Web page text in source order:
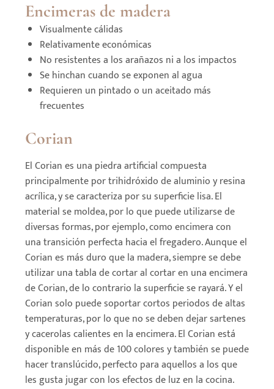
Encimeras de madera
Visualmente cálidas
Relativamente económicas
No resistentes a los arañazos ni a los impactos
Se hinchan cuando se exponen al agua
Requieren un pintado o un aceitado más
frecuentes
Corian
El Corian es una piedra artificial compuesta
principalmente por trihidróxido de aluminio y resina
acrílica, y se caracteriza por su superficie lisa. El
material se moldea, por lo que puede utilizarse de
diversas formas, por ejemplo, como encimera con
una transición perfecta hacia el fregadero. Aunque el
Corian es más duro que la madera, siempre se debe
utilizar una tabla de cortar al cortar en una encimera
de Corian, de lo contrario la superficie se rayará. Y el
Corian solo puede soportar cortos periodos de altas
temperaturas, por lo que no se deben dejar sartenes
y cacerolas calientes en la encimera. El Corian está
disponible en más de 100 colores y también se puede
hacer translúcido, perfecto para aquellos a los que
les gusta jugar con los efectos de luz en la cocina.